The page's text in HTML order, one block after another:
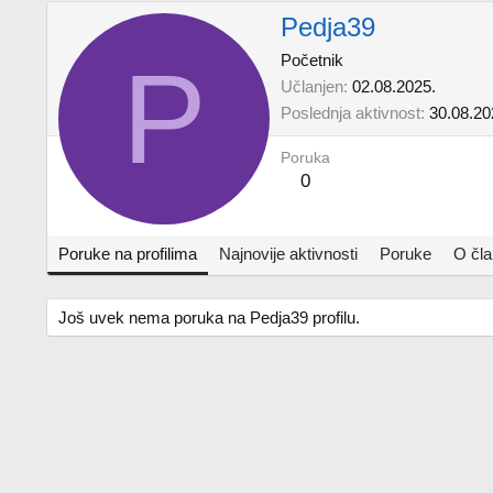
P
Pedja39
Početnik
Učlanjen 02.08.2025.
Poslednja aktivnost
Poruka
0
Poruke na profilima Najnovije aktivnosti Poruke O
Još uvek nema poruka na Pedja39 profilu.